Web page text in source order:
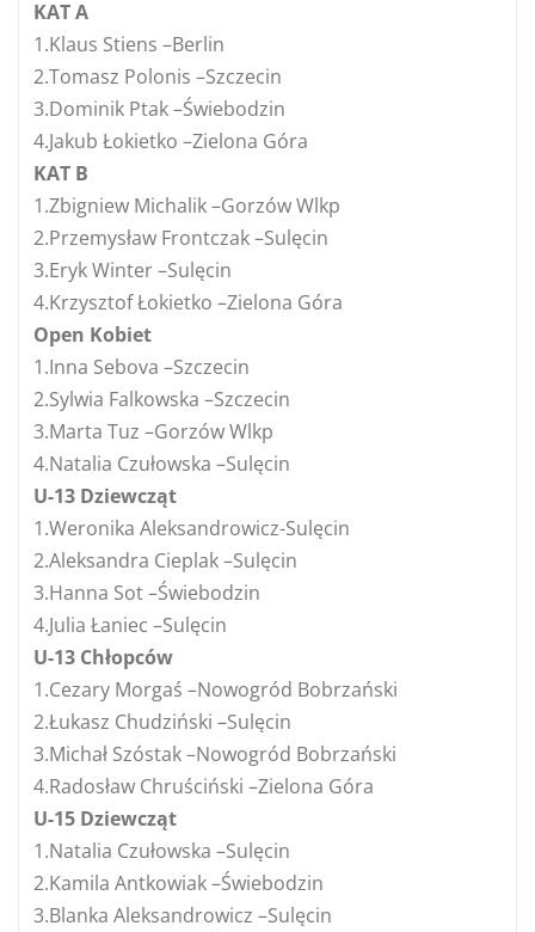
KAT A
1.Klaus Stiens –Berlin
2.Tomasz Polonis –Szczecin
3.Dominik Ptak –Świebodzin
4.Jakub Łokietko –Zielona Góra
KAT B
1.Zbigniew Michalik –Gorzów Wlkp
2.Przemysław Frontczak –Sulęcin
3.Eryk Winter –Sulęcin
4.Krzysztof Łokietko –Zielona Góra
Open Kobiet
1.Inna Sebova –Szczecin
2.Sylwia Falkowska –Szczecin
3.Marta Tuz –Gorzów Wlkp
4.Natalia Czułowska –Sulęcin
U-13 Dziewcząt
1.Weronika Aleksandrowicz-Sulęcin
2.Aleksandra Cieplak –Sulęcin
3.Hanna Sot –Świebodzin
4.Julia Łaniec –Sulęcin
U-13 Chłopców
1.Cezary Morgaś –Nowogród Bobrzański
2.Łukasz Chudziński –Sulęcin
3.Michał Szóstak –Nowogród Bobrzański
4.Radosław Chruściński –Zielona Góra
U-15 Dziewcząt
1.Natalia Czułowska –Sulęcin
2.Kamila Antkowiak –Świebodzin
3.Blanka Aleksandrowicz –Sulęcin